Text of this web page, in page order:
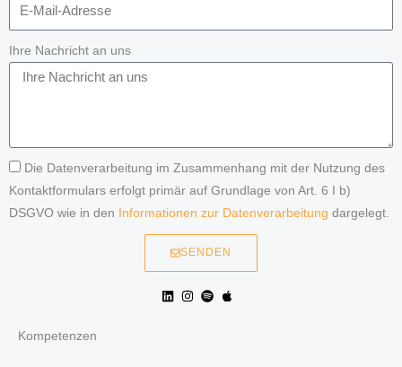
Ihre Nachricht an uns
Die Datenverarbeitung im Zusammenhang mit der Nutzung des
Kontaktformulars erfolgt primär auf Grundlage von Art. 6 I b)
DSGVO wie in den
Informationen zur Datenverarbeitung dargelegt.
SENDEN
Kompetenzen